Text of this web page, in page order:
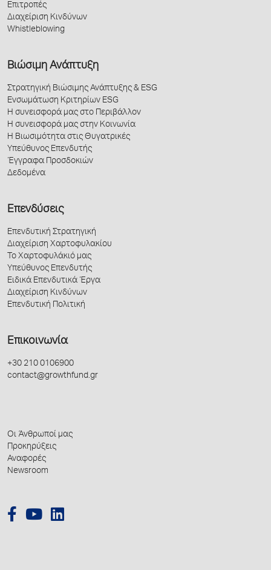
Επιτροπές
Διαχείριση Κινδύνων
Whistleblowing
Βιώσιμη Ανάπτυξη
Στρατηγική Βιώσιμης Ανάπτυξης & ESG
Ενσωμάτωση Κριτηρίων ESG
Η συνεισφορά μας στο Περιβάλλον
Η συνεισφορά μας στην Κοινωνία
Η Βιωσιμότητα στις Θυγατρικές
Υπεύθυνος Επενδυτής
Έγγραφα Προσδοκιών
Δεδομένα
Επενδύσεις
Επενδυτική Στρατηγική
Διαχείριση Χαρτοφυλακίου
Το Χαρτοφυλάκιό μας
Υπεύθυνος Επενδυτής
Ειδικά Επενδυτικά Έργα
Διαχείριση Κινδύνων
Επενδυτική Πολιτική
Επικοινωνία
+30 210 0106900
contact@growthfund.gr
Οι Άνθρωποί μας
Προκηρύξεις
Αναφορές
Newsroom